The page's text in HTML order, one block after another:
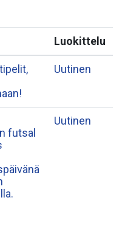
Luokittelu
Uutinen
futsal
Uutinen